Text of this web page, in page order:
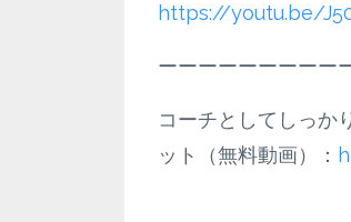
https://youtu.be/
ーーーーーーーーー
コーチとしてしっか
ット（無料動画）：